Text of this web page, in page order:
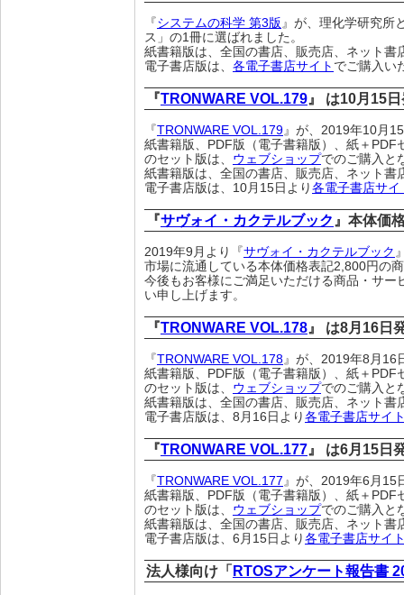
『 システムの科学 第3版 』が、理化学研究所
ス」の1冊に選ばれました。
紙書籍版は、全国の書店、販売店、ネット書
電子書店版は、 各電子書店サイト でご購入い
『TRONWARE VOL.179 』 は10月15
『TRONWARE VOL.179』が、2019年10月
紙書籍版、PDF版（電子書籍版）、紙＋
のセット版は、 ウェブショップでのご購入と
紙書籍版は、全国の書店、販売店、ネット書
電子書店版は、10月15日より 各電子書店サイ
『サヴォイ・カクテルブック 』本体価
2019年9月より『サヴォイ・カクテルブック
市場に流通している本体価格表記2,800円の
今後もお客様にご満足いただける商品・サ
い申し上げます。
『TRONWARE VOL.178 』 は8月16日
『TRONWARE VOL.178』が、2019年8月16
紙書籍版、PDF版（電子書籍版）、紙＋
のセット版は、 ウェブショップでのご購入と
紙書籍版は、全国の書店、販売店、ネット書
電子書店版は、8月16日より 各電子書店サイ
『TRONWARE VOL.177 』 は6月15日
『TRONWARE VOL.177 』が、2019年6月15
紙書籍版、PDF版（電子書籍版）、紙＋
のセット版は、 ウェブショップでのご購入と
紙書籍版は、全国の書店、販売店、ネット書
電子書店版は、6月15日より 各電子書店サイ
法人様向け「 RTOSアンケート報告書